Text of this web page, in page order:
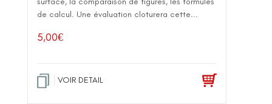
de calcul. Une évaluation cloturera cette...
5,00€
VOIR DETAIL